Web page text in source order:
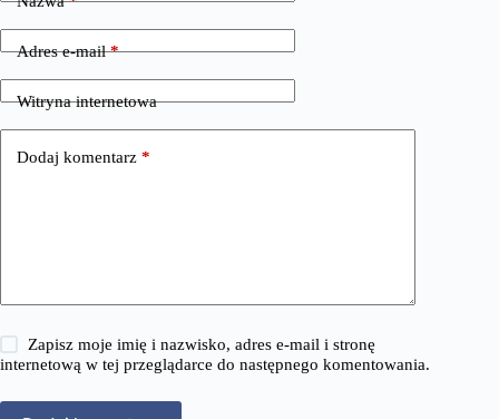
Adres e-mail*
Witryna internetowa
Dodaj komentarz *
Zapisz moje imię i nazwisko, adres e-mail i stronę
internetową w tej przeglądarce do następnego komentowania.